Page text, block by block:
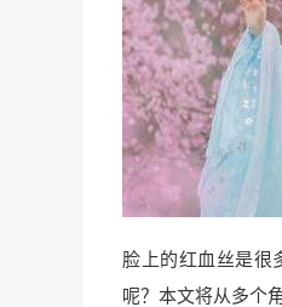
脸上的红血丝是很
呢？本文将从多个